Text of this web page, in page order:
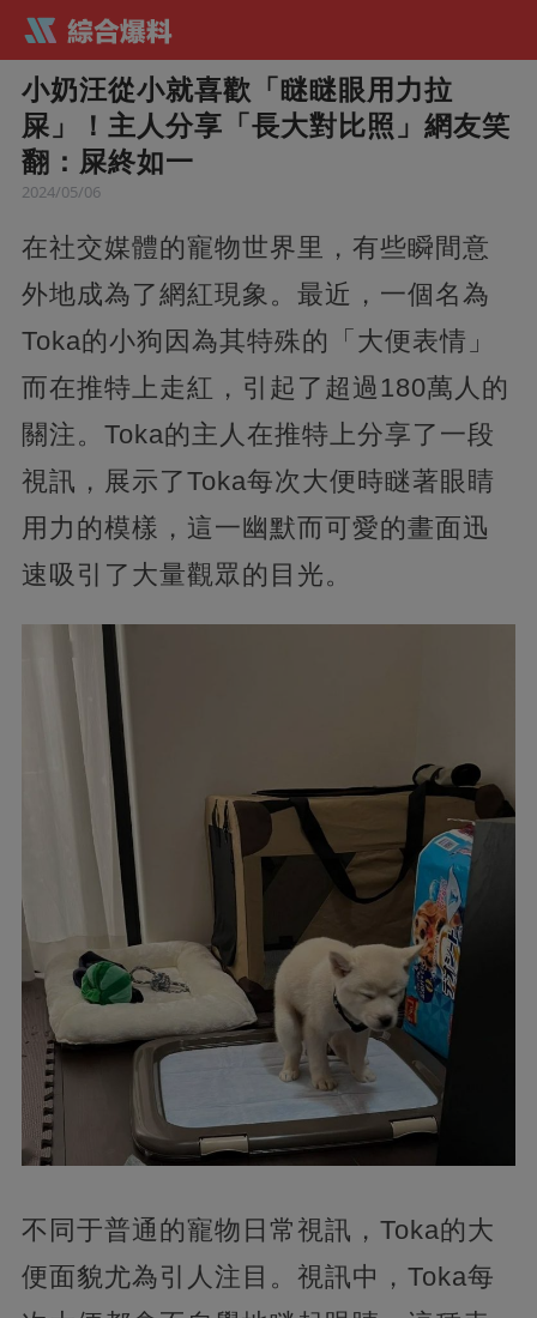
小奶汪從小就喜歡「瞇瞇眼用力拉
屎」！主人分享「長大對比照」網友笑
翻：屎終如一
2024/05/06
在社交媒體的寵物世界里，有些瞬間意
外地成為了網紅現象。最近，一個名為
Toka的小狗因為其特殊的「大便表情」
而在推特上走紅，引起了超過180萬人的
關注。Toka的主人在推特上分享了一段
視訊，展示了Toka每次大便時瞇著眼睛
用力的模樣，這一幽默而可愛的畫面迅
速吸引了大量觀眾的目光。
不同于普通的寵物日常視訊，Toka的大
便面貌尤為引人注目。視訊中，Toka每